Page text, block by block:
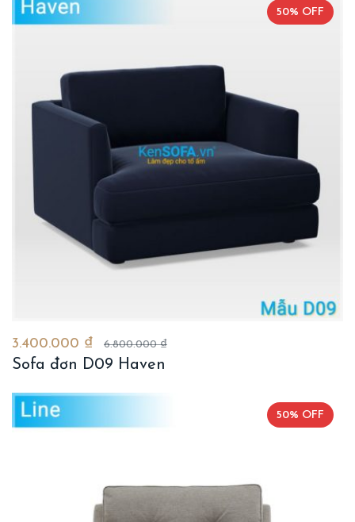
50% OFF
3.400.000 ₫ 6.800.000 ₫
Sofa đơn D09 Haven
50% OFF